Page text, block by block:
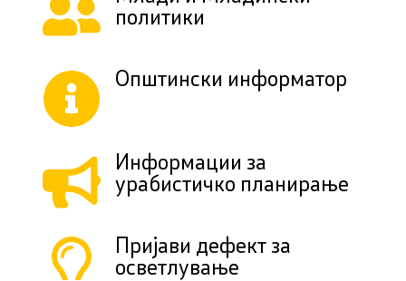
политики
Општински информатор
Информации за
урабистичко планирање
Пријави дефект за
осветлување